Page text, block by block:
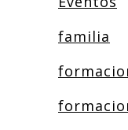
familia